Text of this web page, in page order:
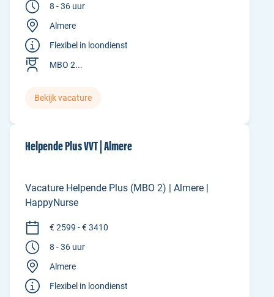
8 - 36 uur
Almere
Flexibel in loondienst
MBO 2...
Bekijk vacature
Helpende Plus VVT | Almere
Vacature Helpende Plus (MBO 2) | Almere |
HappyNurse
€ 2599 - € 3410
8 - 36 uur
Almere
Flexibel in loondienst